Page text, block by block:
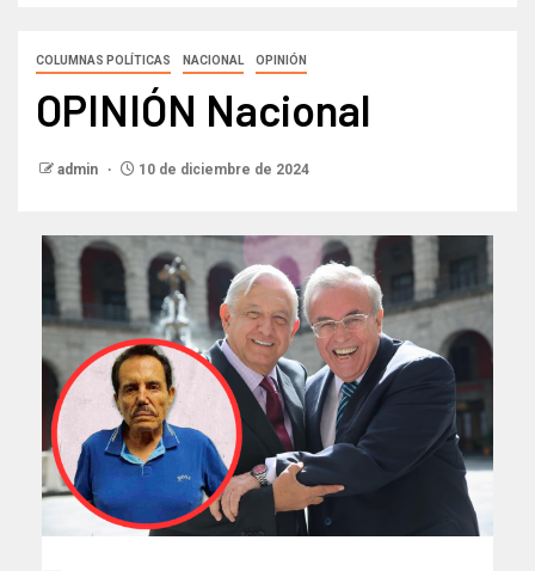
COLUMNAS POLÍTICAS NACIONAL OPINIÓN
OPINIÓN Nacional
admin 10 de diciembre de 2024